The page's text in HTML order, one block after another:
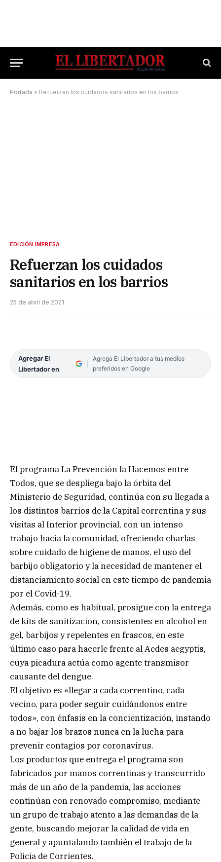
Portada » Refuerzan los cuidados sanitarios en los barrios
EDICIÓN IMPRESA
Refuerzan los cuidados
sanitarios en los barrios
25 de abril de 2021
Agregar El
Libertador en
Agrega El Libertador a tus medios
preferidos en Google
El programa La Prevención la Hacemos entre
Todos, que se despliega bajo la órbita del
Ministerio de Seguridad, continúa con su llegada a
los distintos barrios de la Capital correntina y sus
visitas al Interior provincial, con un intenso
trabajo hacia la comunidad, ofreciendo charlas
sobre cuidado de higiene de manos, el uso del
barbijo obligatorio y la necesidad de mantener el
distanciamiento social en este tiempo de pandemia
por el Covid-19.
Además, como es habitual, prosigue con la entrega
de kits de sanitización, consistentes en alcohol en
gel, barbijos y repelentes en frascos, en este
último caso para hacerle frente al Aedes aegyptis,
cuya picadura actúa como agente transmisor
causante del dengue.
El objetivo es «llegar a cada correntino, cada
vecino, para poder seguir cuidándonos entre
todos», con énfasis en la concientización, instando
a no bajar los brazos nunca en la lucha para
prevenir contagios por coronavirus.
Los productos que entrega el programa son
fabricados por manos correntinas y transcurrido
más de un año de la pandemia, las acciones
continúan con renovado compromiso, mediante
un grupo de trabajo atento a las demandas de la
gente, buscando mejorar la calidad de vida en
general y apuntalando también el trabajo de la
Policía de Corrientes.